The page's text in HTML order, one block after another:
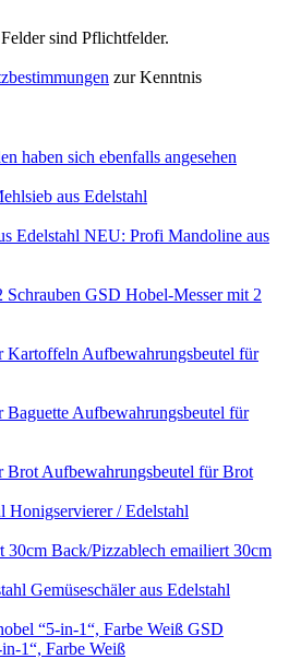
sind Pflichtfelder.
zur Kenntnis
haben sich ebenfalls angesehen
aus Edelstahl
NEU: Profi Mandoline aus
GSD Hobel-Messer mit 2
Aufbewahrungsbeutel für
Aufbewahrungsbeutel für
Aufbewahrungsbeutel für Brot
Honigservierer / Edelstahl
Back/Pizzablech emailiert 30cm
Gemüseschäler aus Edelstahl
GSD
1“, Farbe Weiß